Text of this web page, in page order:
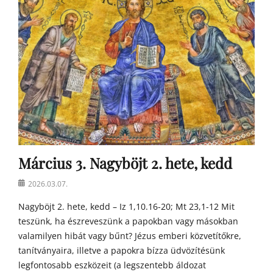
o
s
t
o
n
a
t
y
a
h
o
m
í
i
i
Március 3. Nagyböjt 2. hete, kedd
Posted2026.03.07.
Nagyböjt 2. hete, kedd – Iz 1,10.16-20; Mt 23,1-12 Mit
teszünk, ha észreveszünk a papokban vagy másokban
valamilyen hibát vagy bűnt? Jézus emberi közvetítőkre,
tanítványaira, illetve a papokra bízza üdvözítésünk
legfontosabb eszközeit (a legszentebb áldozat